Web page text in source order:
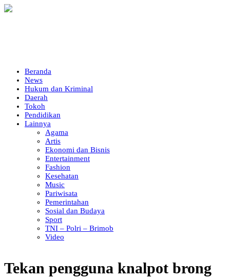
Beranda
News
Hukum dan Kriminal
Daerah
Tokoh
Pendidikan
Lainnya
Agama
Artis
Ekonomi dan Bisnis
Entertainment
Fashion
Kesehatan
Music
Pariwisata
Pemerintahan
Sosial dan Budaya
Sport
TNI – Polri – Brimob
Video
Tekan pengguna knalpot brong